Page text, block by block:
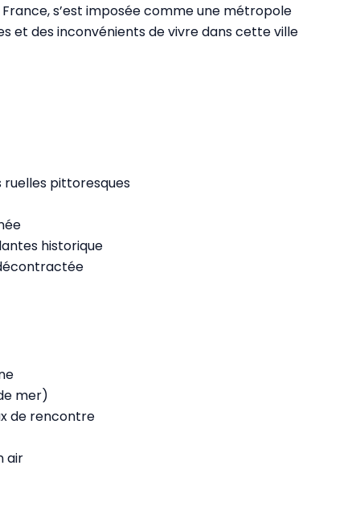
s’est imposée comme une métropole
et des inconvénients de vivre dans cette ville
pittoresques
historique
mer)
de rencontre
air